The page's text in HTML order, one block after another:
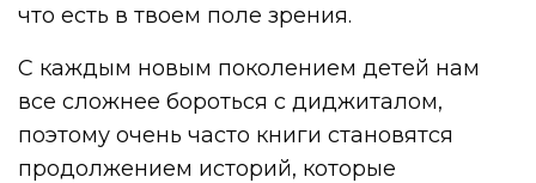
что есть в твоем поле зрения.
С каждым новым поколением детей нам
все сложнее бороться с диджиталом,
поэтому очень часто книги становятся
продолжением историй, которые